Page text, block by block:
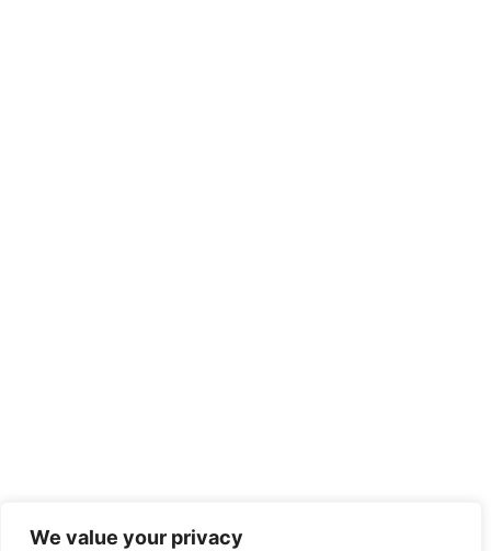
We value your privacy